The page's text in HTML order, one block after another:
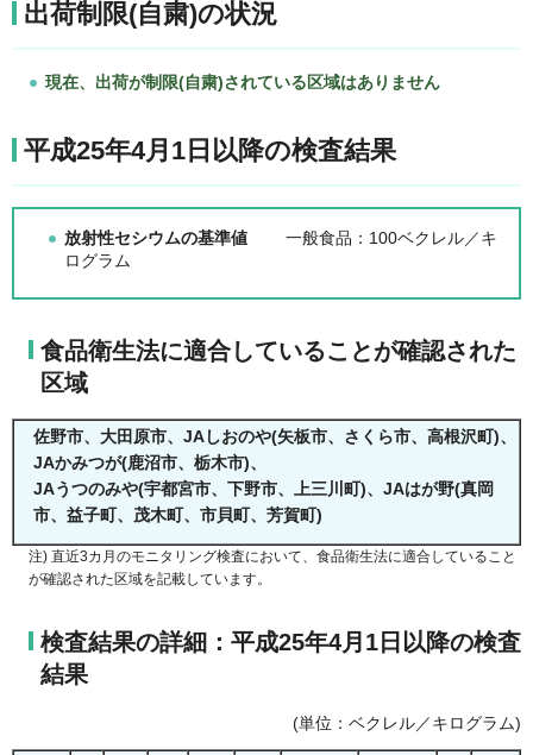
出荷制限(自粛)の状況
現在、出荷が制限(自粛)されている区域はありません
平成25年4月1日以降の検査結果
放射性セシウムの基準値 一般食品：100ベクレル／キ
ログラム
食品衛生法に適合していることが確認された
区域
佐野市、大田原市、JAしおのや(矢板市、さくら市、高根沢町)、
JAかみつが(鹿沼市、栃木市)、
JAうつのみや(宇都宮市、下野市、上三川町)、JAはが野(真岡
市、益子町、茂木町、市貝町、芳賀町)
注) 直近3カ月のモニタリング検査において、食品衛生法に適合していること
が確認された区域を記載しています。
検査結果の詳細：平成25年4月1日以降の検査
結果
(単位：ベクレル／キログラム)